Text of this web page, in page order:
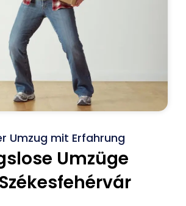
Umzug mit Erfahrung
Umzüge